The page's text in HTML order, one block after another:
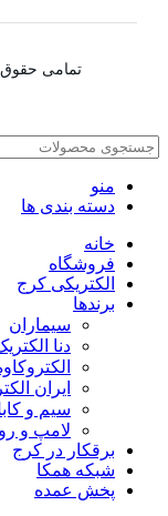
تمامی
منو
دسته بندی ها
خانه
فروشگاه
الکتریکی کرج
برندها
سیماران
دنا
ایران
سیم و
لامپ و
برقکار در کرج
شبکه همکا
پخش عمده